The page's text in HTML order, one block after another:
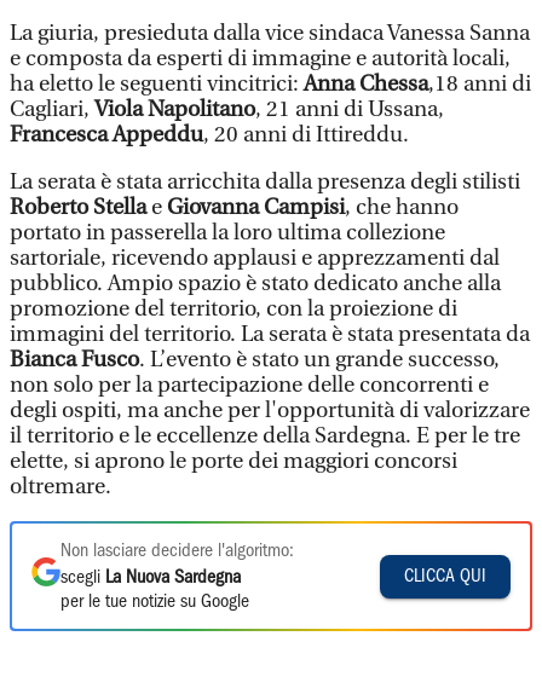
La giuria, presieduta dalla vice sindaca Vanessa Sanna
e composta da esperti di immagine e autorità locali,
ha eletto le seguenti vincitrici:Anna Chessa,18 anni di
Cagliari,Viola Napolitano, 21 anni di Ussana,
Francesca Appeddu, 20 anni di Ittireddu.
La serata è stata arricchita dalla presenza degli stilisti
Roberto StellaeGiovanna Campisi, che hanno
portato in passerella la loro ultima collezione
sartoriale, ricevendo applausi e apprezzamenti dal
pubblico. Ampio spazio è stato dedicato anche alla
promozione del territorio, con la proiezione di
immagini del territorio. La serata è stata presentata da
Bianca Fusco. L’evento è stato un grande successo,
non solo per la partecipazione delle concorrenti e
degli ospiti, ma anche per l'opportunità di valorizzare
il territorio e le eccellenze della Sardegna. E per le tre
elette, si aprono le porte dei maggiori concorsi
oltremare.
Non lasciare decidere l'algoritmo:
scegli La Nuova Sardegna
per le tue notizie su Google
CLICCA QUI